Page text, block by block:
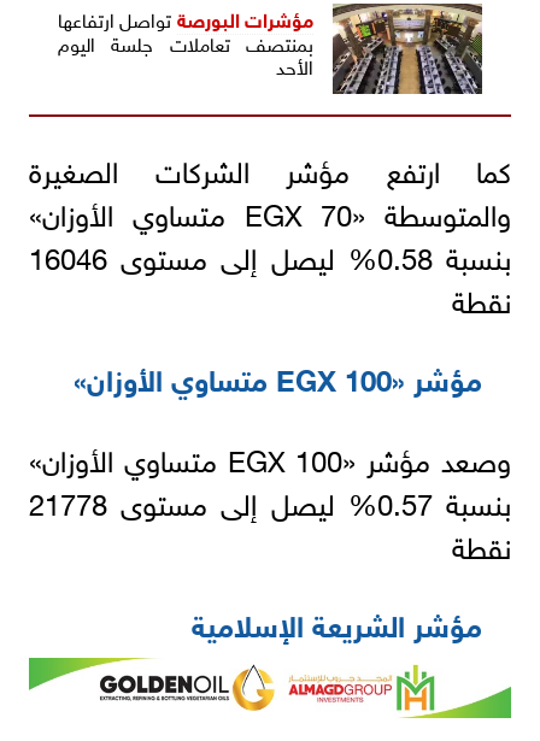
مؤشرات البورصةتواصل ارتفاعها
بمنتصف تعاملات جلسة اليوم
الأحد
كما ارتفع مؤشر الشركات الصغيرة
والمتوسطة «EGX 70 متساوي الأوزان»
بنسبة 0.58% ليصل إلى مستوى 16046
نقطة
مؤشر «EGX 100 متساوي الأوزان»
وصعد مؤشر «EGX 100 متساوي الأوزان»
بنسبة 0.57% ليصل إلى مستوى 21778
نقطة
مؤشر الشريعة الإسلامية